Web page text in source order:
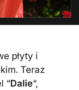
płyty i
Teraz
“Dalie“,